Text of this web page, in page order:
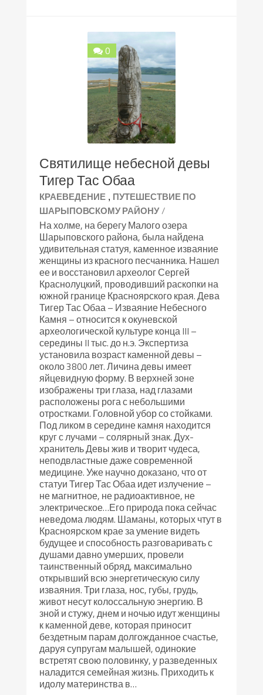
0
Святилище небесной девы
Тигер Тас Обаа
КРАЕВЕДЕНИЕ , ПУТЕШЕСТВИЕ ПО
ШАРЫПОВСКОМУ РАЙОНУ/
На холме, на берегу Малого озера
Шарыповского района, была найдена
удивительная статуя, каменное изваяние
женщины из красного песчанника. Нашел
ее и восстановил археолог Сергей
Краснолуцкий, проводивший раскопки на
южной границе Красноярского края. Дева
Тигер Тас Обаа – Изваяние Небесного
Камня – относится к окуневской
археологической культуре конца III –
середины II тыс. до н.э. Экспертиза
установила возраст каменной девы –
около 3800 лет. Личина девы имеет
яйцевидную форму. В верхней зоне
изображены три глаза, над глазами
расположены рога с небольшими
отростками. Головной убор со стойками.
Под ликом в середине камня находится
круг с лучами – солярный знак. Дух-
хранитель Девы жив и творит чудеса,
неподвластные даже современной
медицине. Уже научно доказано, что от
статуи Тигер Тас Обаа идет излучение –
не магнитное, не радиоактивное, не
электрическое…Его природа пока сейчас
неведома людям. Шаманы, которых чтут в
Красноярском крае за умение видеть
будущее и способность разговаривать с
душами давно умерших, провели
таинственный обряд, максимально
открывший всю энергетическую силу
изваяния. Три глаза, нос, губы, грудь,
живот несут колоссальную энергию. В
зной и стужу, днем и ночью идут женщины
к каменной деве, которая приносит
бездетным парам долгожданное счастье,
даруя супругам малышей, одинокие
встретят свою половинку, у разведенных
наладится семейная жизнь. Приходить к
идолу материнства в…